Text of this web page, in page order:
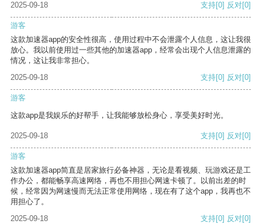
2025-09-18 支持[0] 反对[0]
游客
这款加速器app的安全性很高，使用过程中不会泄露个人信息，这让我很
放心。我以前使用过一些其他的加速器app，经常会出现个人信息泄露的
情况，这让我非常担心。
2025-09-18
支持[0] 反对[0]
游客
这款app是我娱乐的好帮手，让我能够放松身心，享受美好时光。
2025-09-18 支持[0] 反对[0]
游客
这款加速器app简直是居家旅行必备神器，无论是看视频、玩游戏还是工
作办公，都能畅享高速网络，再也不用担心网速卡顿了。以前出差的时
候，经常因为网速慢而无法正常使用网络，现在有了这个app，我再也不
用担心了。
2025-09-18
支持[0] 反对[0]